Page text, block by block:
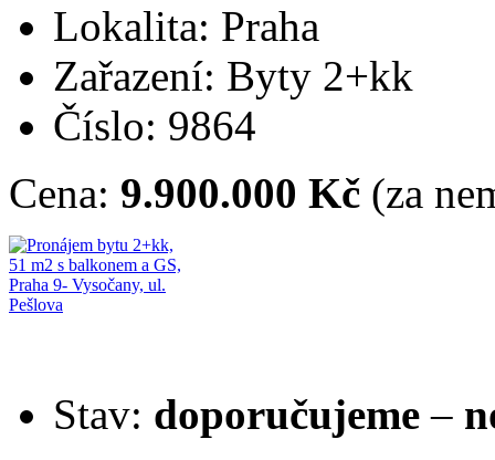
Lokalita: Praha
Zařazení: Byty 2+kk
Číslo: 9864
Cena: 9.900.000 Kč (za
Stav: doporučujeme –